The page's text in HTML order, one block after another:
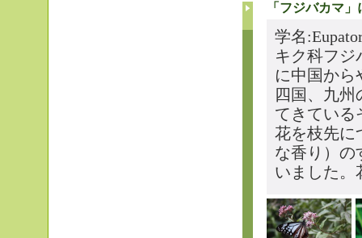
「フジバカマ
学名
キク科フジ
に中国から
四国、九
てきている
花を枝先に
な香り）の
いました。